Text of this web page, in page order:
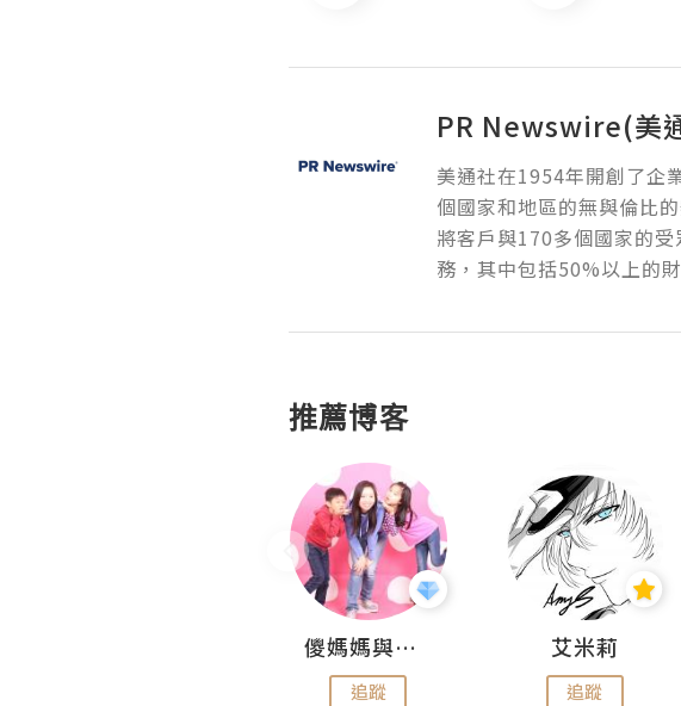
PR Newswire(美
美通社在1954年開創了企
個國家和地區的無與倫比
將客戶與170多個國家的
務，其中包括50%以上的
推薦博客
儍媽媽與兩隻小魔怪之家
追蹤
艾米莉
追蹤